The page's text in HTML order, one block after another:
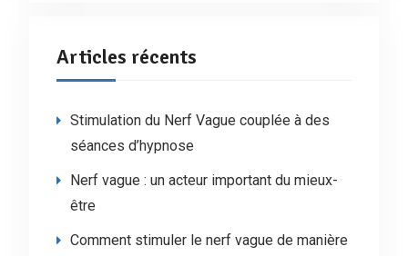
Articles récents
Stimulation du Nerf Vague couplée à des
séances d’hypnose
Nerf vague : un acteur important du mieux-
être
Comment stimuler le nerf vague de manière